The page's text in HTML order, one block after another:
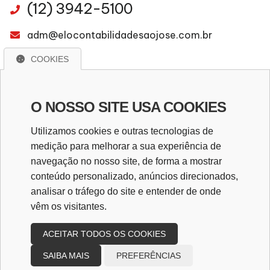
(12) 3942-5100
adm@elocontabilidadesaojose.com.br
Redes Sociais
COOKIES
O NOSSO SITE USA COOKIES
Utilizamos cookies e outras tecnologias de
medição para melhorar a sua experiência de
navegação no nosso site, de forma a mostrar
conteúdo personalizado, anúncios direcionados,
analisar o tráfego do site e entender de onde
vêm os visitantes.
ACEITAR TODOS OS COOKIES
SAIBA MAIS PREFERÊNCIAS